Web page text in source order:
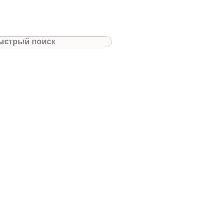
компании подъедет на дом или в офис в течение 24